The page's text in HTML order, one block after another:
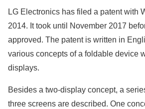
LG Electronics has filed a patent with
2014. It took until November 2017
approved. The patent is written in
various concepts of a foldable device
displays.
Besides a two-display concept, a
three screens are described. One